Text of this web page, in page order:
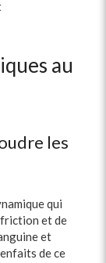
au
les
qui
friction et de
et
de ce